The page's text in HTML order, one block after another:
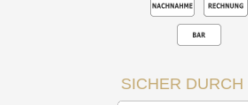
SICHER DURCH